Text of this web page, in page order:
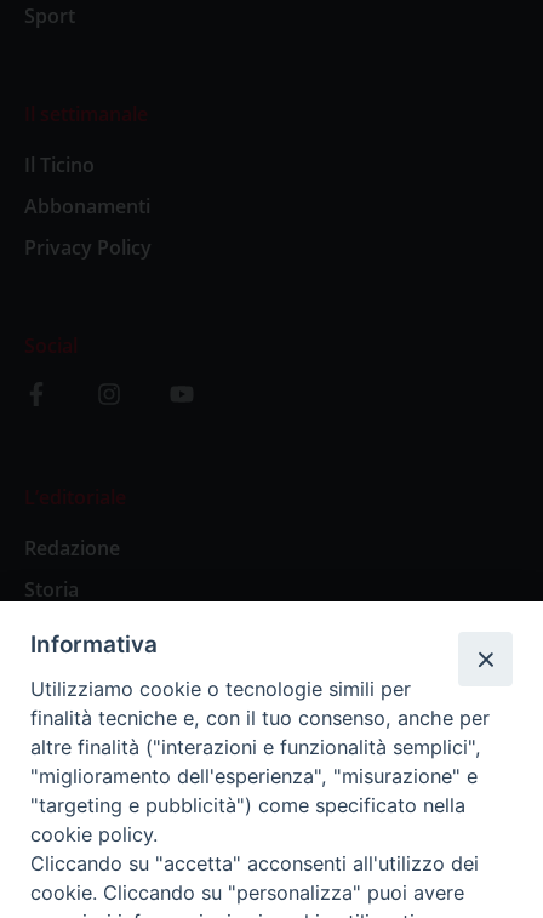
Sport
Il settimanale
Il Ticino
Abbonamenti
Privacy Policy
Social
L’editoriale
Redazione
Storia
Abbonamenti
Abbonamento Annuale Digitale
Abbonamento Annuale Cartaceo
Abbonamento Singola Copia Digitale
Informativa
Utilizziamo cookie o tecnologie simili per
finalità tecniche e, con il tuo consenso, anche per
altre finalità ("interazioni e funzionalità semplici",
"miglioramento dell'esperienza", "misurazione" e
"targeting e pubblicità") come specificato nella
cookie policy.
Cliccando su "accetta" acconsenti all'utilizzo dei
cookie. Cliccando su "personalizza" puoi avere